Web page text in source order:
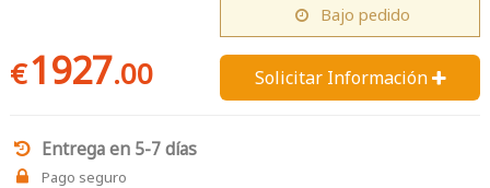
€1927.00
Bajo pedido
Solicitar Información 
Entrega en 5-7 días
Pago seguro